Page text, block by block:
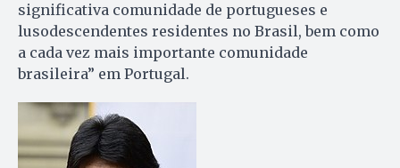
significativa comunidade de portugueses e
lusodescendentes residentes no Brasil, bem como
a cada vez mais importante comunidade
brasileira” em Portugal.